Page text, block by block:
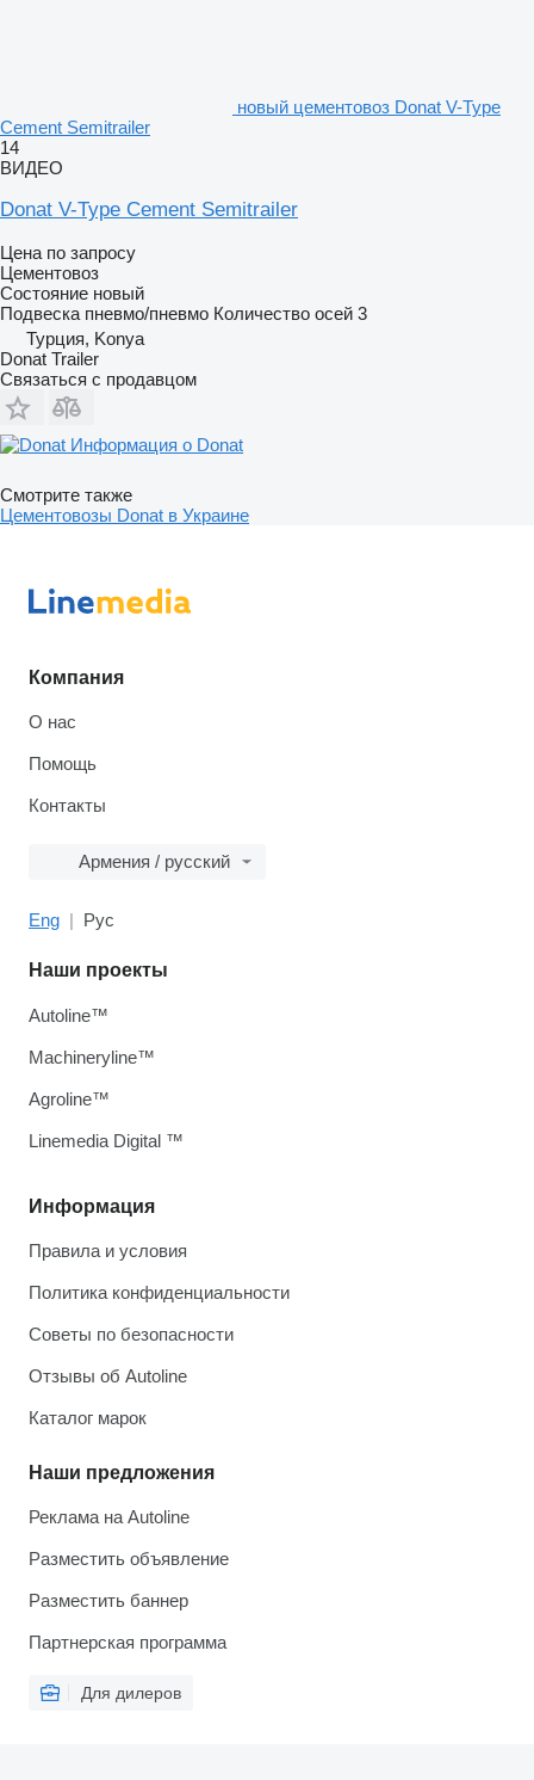
новый цементовоз Donat V-Type
Cement Semitrailer
14
ВИДЕО
Donat V-Type Cement Semitrailer
Цена по запросу
Цементовоз
Состояние новый
Подвеска пневмо/пневмо Количество осей 3
Турция, Konya
Donat Trailer
Связаться с продавцом
Информация о Donat
Смотрите также
Цементовозы Donat в Украине
Компания
О нас
Помощь
Контакты
Армения / русский
Eng Рус
Информация
Правила и условия
Политика конфиденциальности
Советы по безопасности
Отзывы об Autoline
Каталог марок
Наши предложения
Реклама на Autoline
Разместить объявление
Разместить баннер
Партнерская программа
Для дилеров
Наши проекты
Autoline™
Machineryline™
Agroline™
Linemedia Digital ™